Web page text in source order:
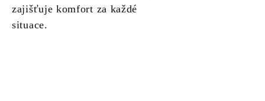
zajišťuje komfort za každé
situace.